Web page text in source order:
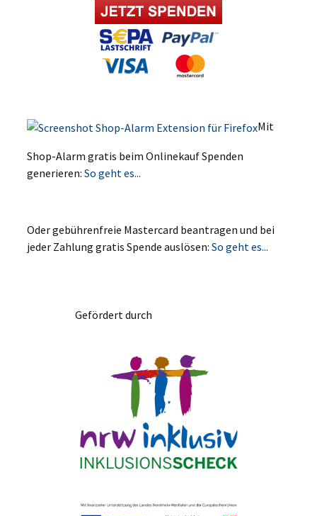
Mit
Shop-Alarm gratis beim Onlinekauf Spenden
generieren:So geht es...
Oder gebührenfreie Mastercard beantragen und bei
jeder Zahlung gratis Spende auslösen:So geht es...
Gefördert durch